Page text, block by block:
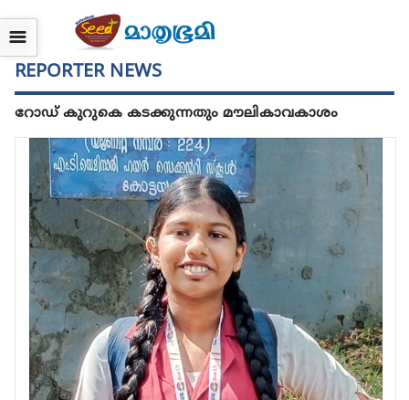
☰
REPORTER NEWS
റോഡ് കുറുകെ കടക്കുന്നതും മൗലികാവകാശം